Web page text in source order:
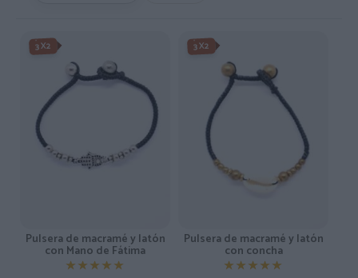
3X2
Pulsera de macramé y latón
con Mano de Fátima
★★★★★
★★★★★
3X2
Pulsera de macramé y latón
con concha
★★★★★
★★★★★